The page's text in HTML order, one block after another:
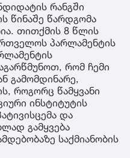
რანგში
წინაშე წარდგომა
თითქმის 8 წლის
პარლამენტის
რომ ჩემი
გამომდინარე,
როგორც წამყვანი
ინსტიტუტის
და
გამყვება
საქმიანობის